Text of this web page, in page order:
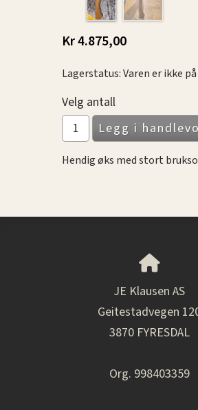
Kr 4.875,00
Lagerstatus: Varen er ikke
Velg antall
Hendig øks med stort
JE Klausen AS
Geitestadvegen
3870 FYRESDAL
Org. 998403359